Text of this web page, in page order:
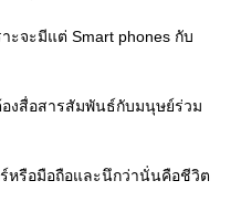
ะจะมีแต่ Smart phones กับ
องสื่อสารสัมพันธ์กับมนุษย์ร่วม
หรือมือถือและนึกว่านั่นคือชีวิต